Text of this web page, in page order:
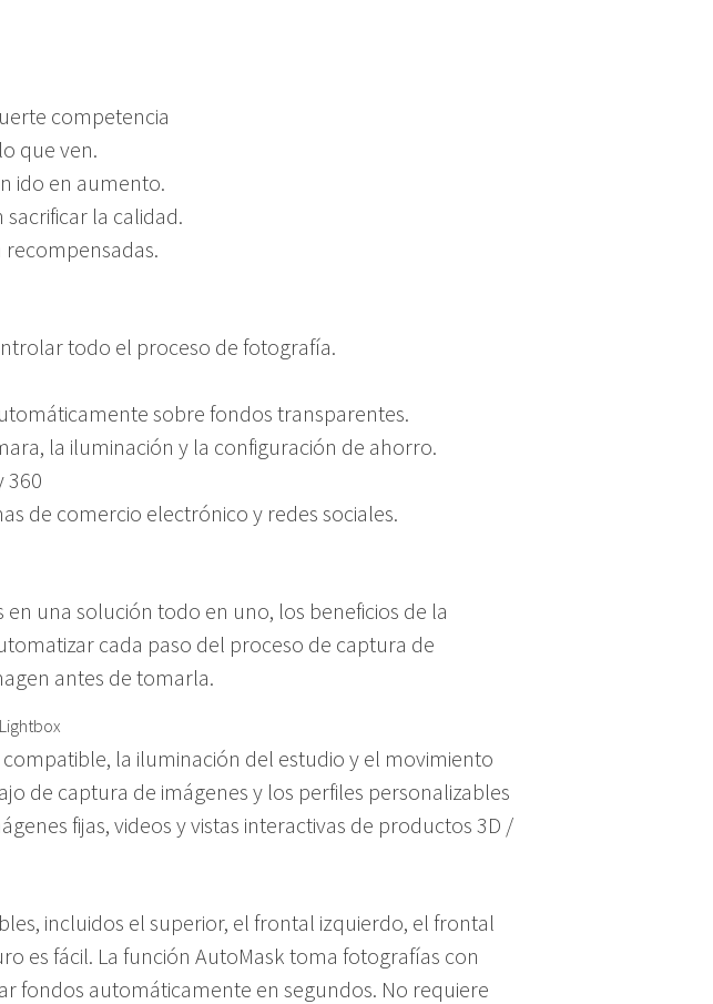
competencia
que ven.
ido en aumento.
la calidad.
recompensadas.
todo el proceso de fotografía.
sobre fondos transparentes.
la iluminación y la configuración de ahorro.
360
de comercio electrónico y redes sociales.
una solución todo en uno, los beneficios de la
cada paso del proceso de captura de
antes de tomarla.
la iluminación del estudio y el movimiento
de captura de imágenes y los perfiles personalizables
fijas, videos y vistas interactivas de productos 3D /
incluidos el superior, el frontal izquierdo, el frontal
es fácil. La función AutoMask toma fotografías con
fondos automáticamente en segundos. No requiere